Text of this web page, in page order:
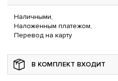
Наличными,
Наложенным платежом,
Перевод на карту
В КОМПЛЕКТ ВХОДИТ